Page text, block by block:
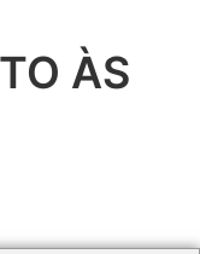
ÀS